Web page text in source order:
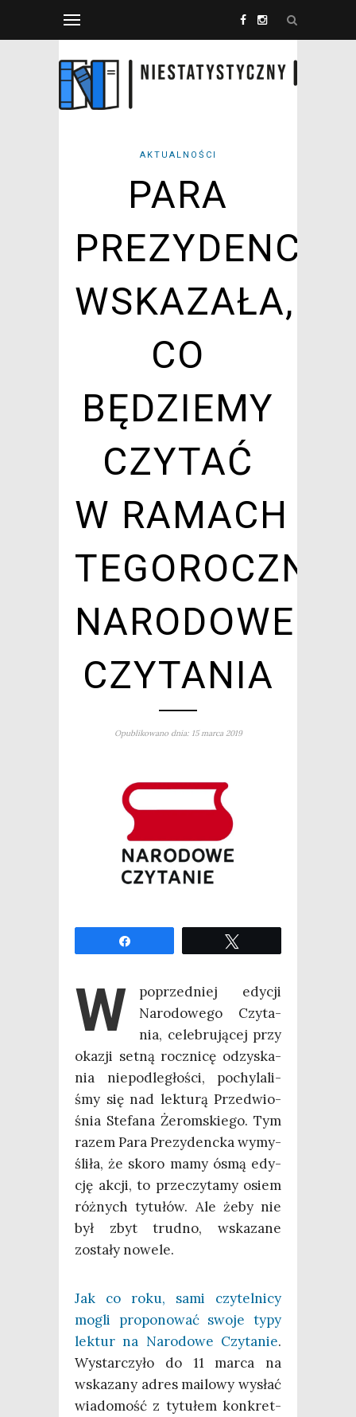
AKTUALNOŚCI
PARA
PREZYDENCKA
WSKAZAŁA,
CO
BĘDZIEMY
CZYTAĆ
W RAMACH
NARODOWEGO
CZYTANIA
Opublikowano dnia: 15 marca 2019
W
poprzed­niej edy­cji
Naro­do­we­go Czy­ta­
nia, cele­bru­ją­cej przy
oka­zji set­ną rocz­ni­cę odzy­ska­
nia nie­pod­le­gło­ści, pochy­la­li­
śmy się nad lek­tu­rą Przed­wio­
śnia Ste­fa­na Żerom­skie­go. Tym
razem Para Pre­zy­denc­ka wymy­
śli­ła, że sko­ro mamy ósmą edy­
cję akcji, to prze­czy­ta­my osiem
róż­nych tytu­łów. Ale żeby nie
był zbyt trud­no, wska­za­ne
zosta­ły nowele.
Jak co roku, sami czy­tel­ni­cy
mogli pro­po­no­wać swo­je typy
lek­tur na Naro­do­we Czy­ta­nie.
Wystar­czy­ło do 11 mar­ca na
wska­za­ny adres mailo­wy wysłać
wia­do­mość z tytu­łem kon­kret­